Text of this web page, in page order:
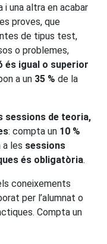
i una altra en acabar
proves, que
de tipus test,
o problemes,
és igual o superior
a un 35 % de la
sessions de teoria,
: compta un 10 %
a les sessions
és obligatòria.
coneixements
per l’alumnat o
Compta un